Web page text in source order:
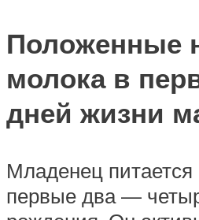
Положенные
молока в
дней жизни
Младенец
первые два —